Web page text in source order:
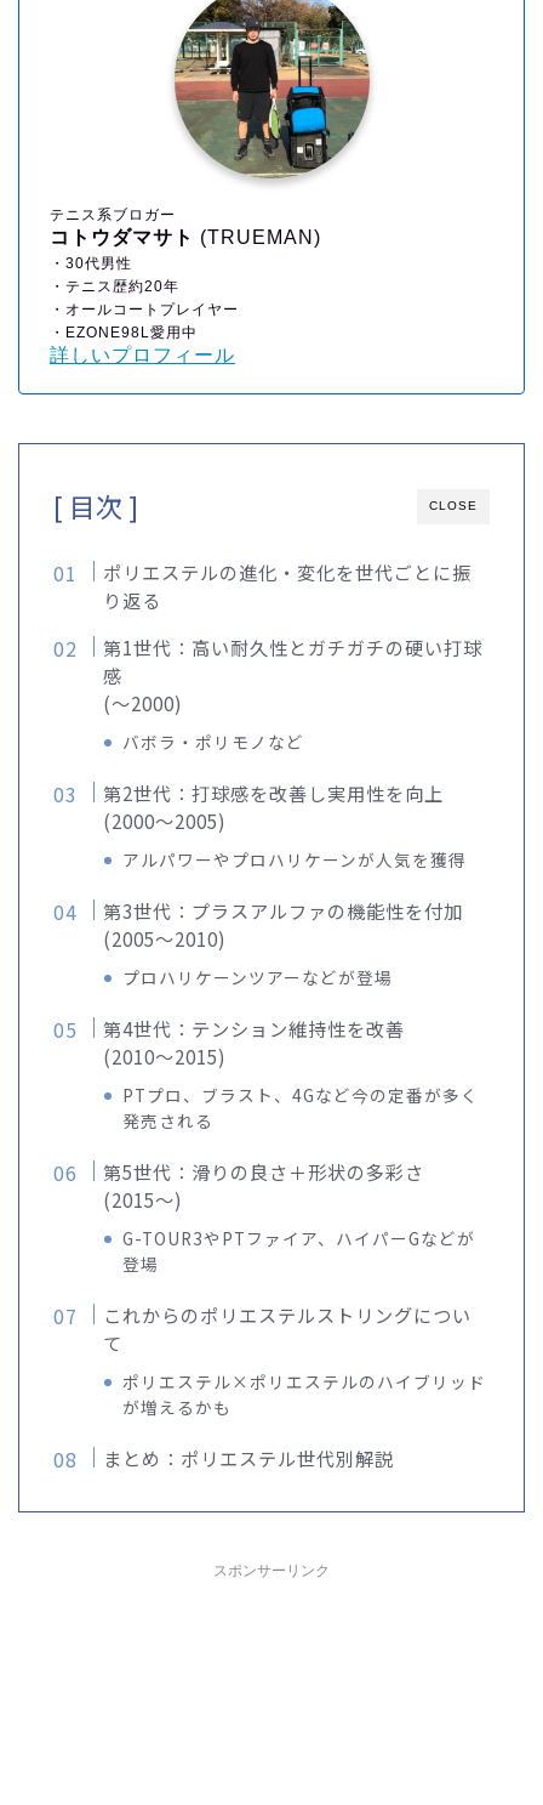
テニス系ブロガー
コトウダマサト (TRUEMAN)
・30代男性
・テニス歴約20年
・オールコートプレイヤー
・EZONE98L愛用中
詳しいプロフィール
CLOSE
[ 目次 ]
ポリエステルの進化・変化を世代ごとに振
り返る
第1世代：高い耐久性とガチガチの硬い打球
感
(〜2000)
バボラ・ポリモノなど
第2世代：打球感を改善し実用性を向上
(2000〜2005)
アルパワーやプロハリケーンが人気を獲得
第3世代：プラスアルファの機能性を付加
(2005〜2010)
プロハリケーンツアーなどが登場
第4世代：テンション維持性を改善
(2010〜2015)
PTプロ、ブラスト、4Gなど今の定番が多く
発売される
第5世代：滑りの良さ＋形状の多彩さ
(2015〜)
G-TOUR3やPTファイア、ハイパーGなどが
登場
これからのポリエステルストリングについ
て
ポリエステル×ポリエステルのハイブリッド
が増えるかも
まとめ：ポリエステル世代別解説
スポンサーリンク